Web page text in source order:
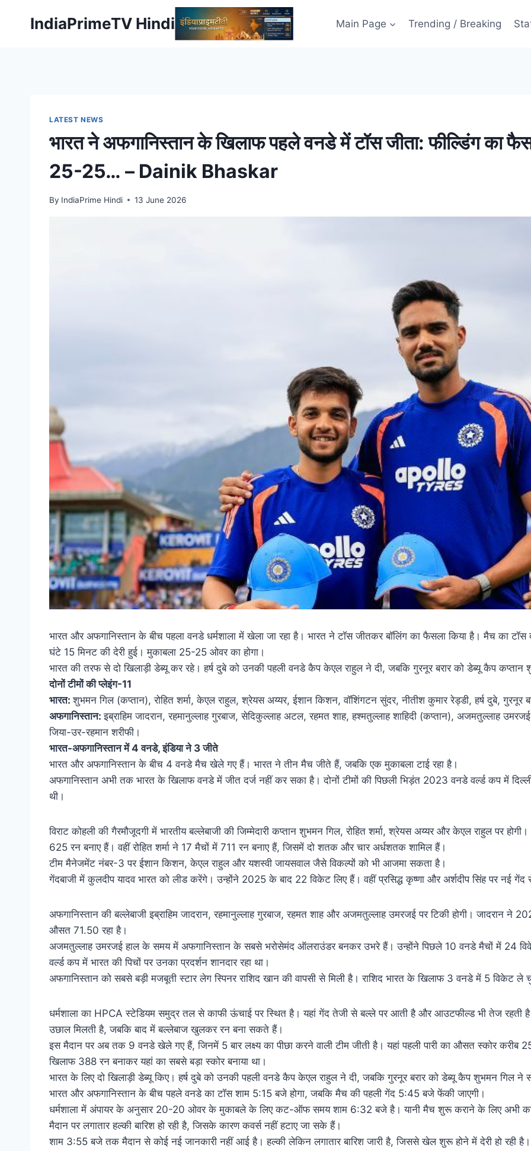
IndiaPrimeTV Hindi Main Page Trending / Breaking
LATEST NEWS
भारत ने अफगानिस्तान के खिलाफ पहले वनडे में टॉस जीता: फील्डिंग का
25-25… – Dainik Bhaskar
By IndiaPrime Hindi 13 June 2026
भारत और अफगानिस्तान के बीच पहला वनडे धर्मशाला में खेला जा रहा है। भारत ने टॉस जीतकर बॉलिंग का फैसला किया है। मैच का
घंटे 15 मिनट की देरी हुई। मुकाबला 25-25 ओवर का होगा।
भारत की तरफ से दो खिलाड़ी डेब्यू कर रहे। हर्ष दुबे को उनकी पहली वनडे कैप केएल राहुल ने दी, जबकि गुरनूर बरार को डेब्यू कैप कप्तान
दोनों टीमों की प्लेइंग-11
भारत:शुभमन गिल (कप्तान), रोहित शर्मा, केएल राहुल, श्रेयस अय्यर, ईशान किशन, वॉशिंगटन सुंदर, नीतीश कुमार रेड्डी, हर्ष दुबे, गुरनूर
अफगानिस्तान:इब्राहिम जादरान, रहमानुल्लाह गुरबाज, सेदिकुल्लाह अटल, रहमत शाह, हश्मतुल्लाह शाहिदी (कप्तान), अजमतुल्लाह
जिया-उर-रहमान शरीफी।
भारत-अफगानिस्तान में 4 वनडे, इंडिया ने 3 जीते
भारत और अफगानिस्तान के बीच 4 वनडे मैच खेले गए हैं। भारत ने तीन मैच जीते हैं, जबकि एक मुकाबला टाई रहा है।
अफगानिस्तान अभी तक भारत के खिलाफ वनडे में जीत दर्ज नहीं कर सका है। दोनों टीमों की पिछली भिड़ंत 2023 वनडे वर्ल्ड कप में
थी।
विराट कोहली की गैरमौजूदगी में भारतीय बल्लेबाजी की जिम्मेदारी कप्तान शुभमन गिल, रोहित शर्मा, श्रेयस अय्यर और केएल राहुल पर
625 रन बनाए हैं। वहीं रोहित शर्मा ने 17 मैचों में 711 रन बनाए हैं, जिसमें दो शतक और चार अर्धशतक शामिल हैं।
टीम मैनेजमेंट नंबर-3 पर ईशान किशन, केएल राहुल और यशस्वी जायसवाल जैसे विकल्पों को भी आजमा सकता है।
गेंदबाजी में कुलदीप यादव भारत को लीड करेंगे। उन्होंने 2025 के बाद 22 विकेट लिए हैं। वहीं प्रसिद्ध कृष्णा और अर्शदीप सिंह पर नई गेंद
अफगानिस्तान की बल्लेबाजी इब्राहिम जादरान, रहमानुल्लाह गुरबाज, रहमत शाह और अजमतुल्लाह उमरजई पर टिकी होगी। जादरान
औसत 71.50 रहा है।
अजमतुल्लाह उमरजई हाल के समय में अफगानिस्तान के सबसे भरोसेमंद ऑलराउंडर बनकर उभरे हैं। उन्होंने पिछले 10 वनडे मैचों में 24
वर्ल्ड कप में भारत की पिचों पर उनका प्रदर्शन शानदार रहा था।
अफगानिस्तान को सबसे बड़ी मजबूती स्टार लेग स्पिनर राशिद खान की वापसी से मिली है। राशिद भारत के खिलाफ 3 वनडे में 5 विकेट
धर्मशाला का HPCA स्टेडियम समुद्र तल से काफी ऊंचाई पर स्थित है। यहां गेंद तेजी से बल्ले पर आती है और आउटफील्ड भी तेज रहती
उछाल मिलती है, जबकि बाद में बल्लेबाज खुलकर रन बना सकते हैं।
इस मैदान पर अब तक 9 वनडे खेले गए हैं, जिनमें 5 बार लक्ष्य का पीछा करने वाली टीम जीती है। यहां पहली पारी का औसत स्कोर
खिलाफ 388 रन बनाकर यहां का सबसे बड़ा स्कोर बनाया था।
भारत के लिए दो खिलाड़ी डेब्यू किए। हर्ष दुबे को उनकी पहली वनडे कैप केएल राहुल ने दी, जबकि गुरनूर बरार को डेब्यू कैप शुभमन गिल ने
भारत और अफगानिस्तान के बीच पहले वनडे का टॉस शाम 5:15 बजे होगा, जबकि मैच की पहली गेंद 5:45 बजे फेंकी जाएगी।
धर्मशाला में अंपायर के अनुसार 20-20 ओवर के मुकाबले के लिए कट-ऑफ समय शाम 6:32 बजे है। यानी मैच शुरू कराने के लिए अभी
मैदान पर लगातार हल्की बारिश हो रही है, जिसके कारण कवर्स नहीं हटाए जा सके हैं।
शाम 3:55 बजे तक मैदान से कोई नई जानकारी नहीं आई है। हल्की लेकिन लगातार बारिश जारी है, जिससे खेल शुरू होने में देरी हो रही